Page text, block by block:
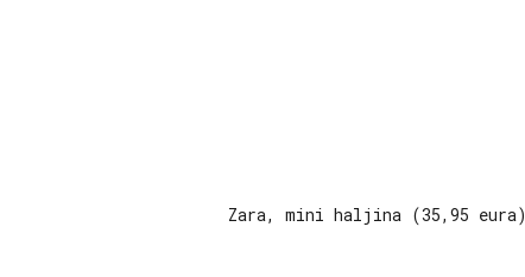
Zara, mini haljina (35,95 eura)